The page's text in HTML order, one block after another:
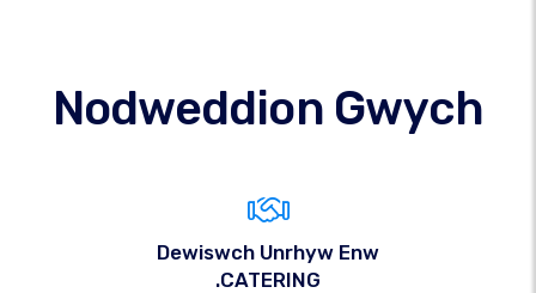
Nodweddion Gwych
Dewiswch Unrhyw Enw
.CATERING